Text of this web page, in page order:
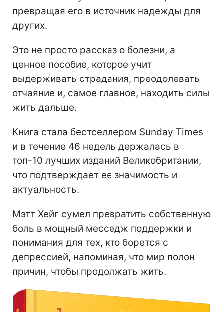
превращая его в источник надежды для
других.
Это не просто рассказ о болезни, а
ценное пособие, которое учит
выдерживать страдания, преодолевать
отчаяние и, самое главное, находить силы
жить дальше.
Книга стала бестселлером Sunday Times
и в течение 46 недель держалась в
топ-10 лучших изданий Великобритании,
что подтверждает ее значимость и
актуальность.
Мэтт Хейг сумел превратить собственную
боль в мощный месседж поддержки и
понимания для тех, кто борется с
депрессией, напоминая, что мир полон
причин, чтобы продолжать жить.